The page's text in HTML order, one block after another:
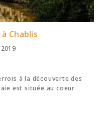
Chablis
à la découverte des
est située au coeur